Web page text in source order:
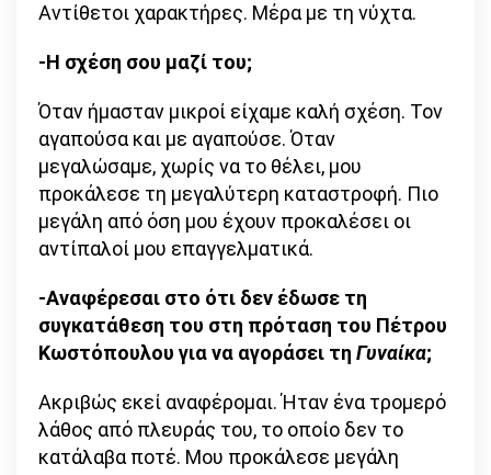
Αντίθετοι χαρακτήρες. Μέρα με τη νύχτα.
-Η σχέση σου μαζί του;
Όταν ήμασταν μικροί είχαμε καλή σχέση. Τον
αγαπούσα και με αγαπούσε. Όταν
μεγαλώσαμε, χωρίς να το θέλει, μου
προκάλεσε τη μεγαλύτερη καταστροφή. Πιο
μεγάλη από όση μου έχουν προκαλέσει οι
αντίπαλοί μου επαγγελματικά.
-Αναφέρεσαι στο ότι δεν έδωσε τη
συγκατάθεση του στη πρόταση του Πέτρου
Κωστόπουλου για να αγοράσει τη Γυναίκα;
Ακριβώς εκεί αναφέρομαι. Ήταν ένα τρομερό
λάθος από πλευράς του, το οποίο δεν το
κατάλαβα ποτέ. Μου προκάλεσε μεγάλη